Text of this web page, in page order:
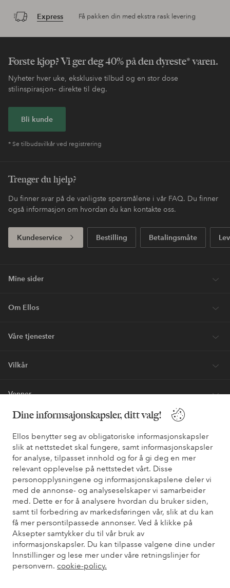
Dine informsajonskapsler, ditt valg!
Ellos benytter seg av obligatoriske informasjonskapsler
slik at nettstedet skal fungere, samt informasjonskapsler
for analyse, tilpasset innhold og for å gi deg en mer
relevant opplevelse på nettstedet vårt. Disse
personopplysningene og informasjonskapslene deler vi
med de annonse- og analyseselskaper vi samarbeider
med. Dette er for å analysere hvordan du bruker siden,
samt til forbedring av markedsføringen vår, slik at du kan
få mer persontilpassede annonser. Ved å klikke på
Aksepter samtykker du til vår bruk av
informasjonskapsler. Du kan tilpasse valgene dine under
Innstillinger og lese mer under våre retningslinjer for
personvern. cookie-policy.
Express Få pakken din med ekstra rask levering
Første kjøp? Vi ger deg 40% på den dyreste* varen.
Nyheter hver uke, eksklusive tilbud og en stor dose
stilinspirasjon– direkte til deg.
Bli kunde
* Se tilbudsvilkår ved registrering
Trenger du hjelp?
Du finner svar på de vanligste spørsmålene i vår FAQ. Du finner
også informasjon om hvordan du kan kontakte oss.
Kundeservice Bestilling Betalingsmåte
Mine sider
Om Ellos
Våre tjenester
Vilkår
Venner
Sikre betalinger - Betal direkte eller del opp
Vil du vite mer om våre betalingsalternativer
elpy elpy
Norge - Velg land
Facebook Instagram Pinterest Youtube